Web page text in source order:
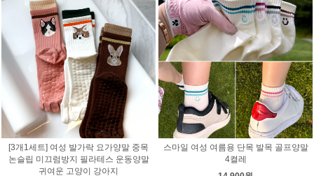
[3개1세트] 여성 발가락 요가양말 중목
논슬립 미끄럼방지 필라테스 운동양말
귀여운 고양이 강아지
스마일 여성 여름용 단목 발목 골프양말
4켤레